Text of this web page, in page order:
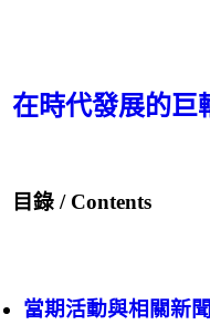
在時代發展的巨
目錄 / Contents
當期活動與相關新